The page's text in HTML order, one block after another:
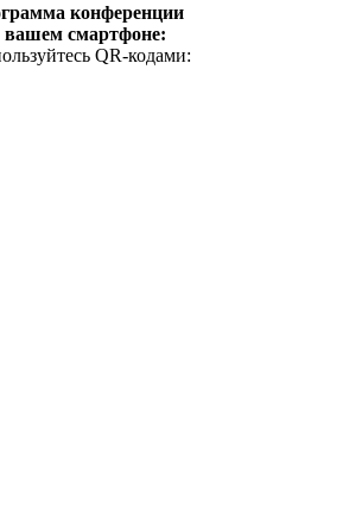
конференции
вашем смартфоне:
QR-кодами: